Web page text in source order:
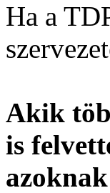
Ha a
Akik
is